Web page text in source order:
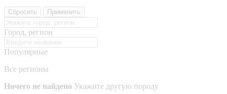
Сбросить Применить
Город, регион
Популярные
Все регионы
Ничего не найдено Укажите другую породу